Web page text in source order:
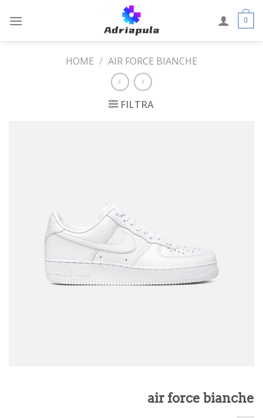
0
HOME / AIR FORCE BIANCHE
FILTRA
air force bianche